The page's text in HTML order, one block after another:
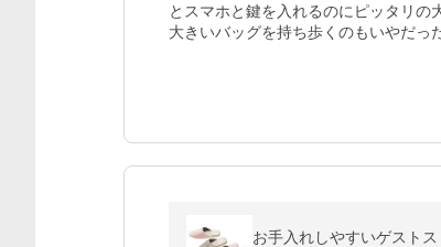
とスマホと鍵を入れるのにピッタリの
大きいバッグを持ち歩くのもいやだっ
お手入れしやすいゲスト